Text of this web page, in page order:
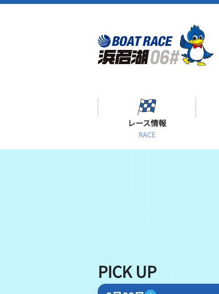
レース情報
RACE
出走表・前日予想PDF
モーター抽選結果・前検
PICK UP